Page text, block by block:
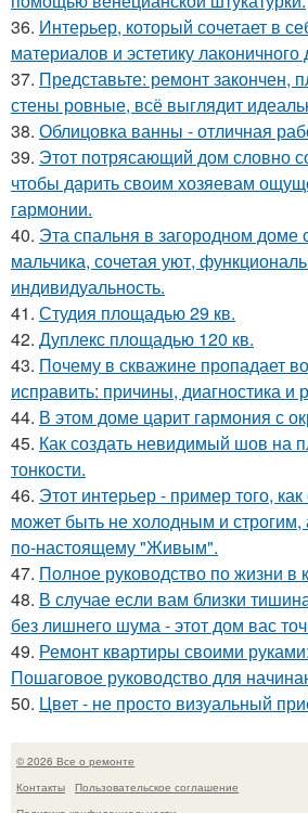
36. Интерьер, который сочетает в
материалов и эстетику лаконичного
37. Представьте: ремонт закончен,
стены ровные, всё выглядит
38. Облицовка ванны - отличная
39. Этот потрясающий дом словно
чтобы дарить своим хозяевам
гармонии.
40. Эта спальня в загородном доме
мальчика, сочетая уют,
индивидуальность.
41. Студия площадью 29 кв.
42. Дуплекс площадью 120 кв.
43. Почему в скважине пропадает
исправить: причины, диагностика и
44. В этом доме царит гармония с
45. Как создать невидимый шов на
тонкости.
46. Этот интерьер - пример того,
может быть не холодным и
по-настоящему "Живым".
47. Полное руководство по жизни в
48. В случае если вам близки
без лишнего шума - этот дом вас
49. Ремонт квартиры своими
Пошаговое руководство для
50. Цвет - не просто визуальный
© 2026 Все о ремонте
Контакты
Пользовательское соглашение